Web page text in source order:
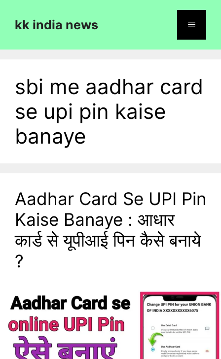
contentkk india news
sbi me aadhar card
se upi pin kaise
banaye
Aadhar Card Se UPI Pin
Kaise Banaye : आधार
कार्ड से यूपीआई पिन कैसे बनाये
?